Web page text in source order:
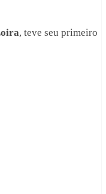
, teve seu primeiro